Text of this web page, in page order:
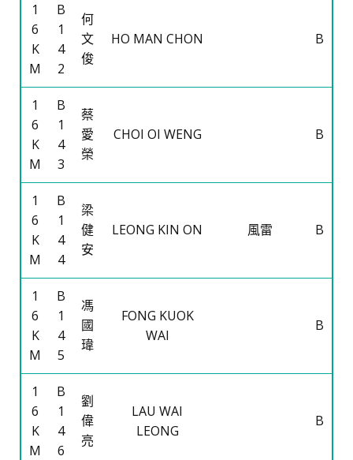
1
6
K
M
B
1
4
2
何
文
俊
HO MAN CHON B
1
6
K
M
B
1
4
3
蔡
愛
榮
CHOI OI WENG B
1
6
K
M
B
1
4
4
梁
健
安
LEONG KIN ON 風雷 B
1
6
K
M
B
1
4
5
馮
國
瑋
FONG KUOK
WAI
B
1
6
K
M
B
1
4
6
劉
偉
亮
LAU WAI
LEONG
B